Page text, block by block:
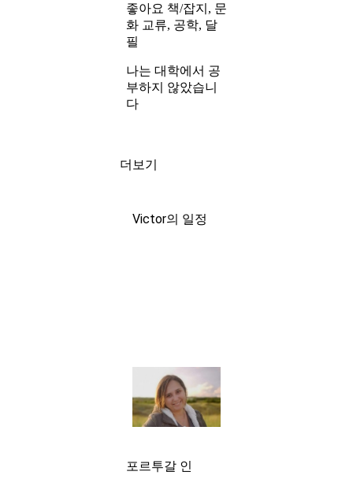
좋아요 책/잡지, 문
화 교류, 공학, 달
필
나는 대학에서 공
부하지 않았습니
다
더보기
Victor의 일정
포르투갈 인